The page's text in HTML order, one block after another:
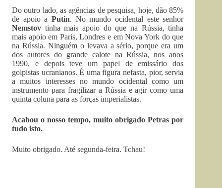
Do outro lado, as agências de pesquisa, hoje, dão 85%
de apoio a Putin. No mundo ocidental este senhor
Nemstov tinha mais apoio do que na Rússia, tinha
mais apoio em Paris, Londres e em Nova York do que
na Rússia. Ninguém o levava a sério, porque era um
dos autores do grande calote na Rússia, nos anos
1990, e depois teve um papel de emissário dos
golpistas ucranianos. É uma figura nefasta, pior, servia
a muitos interesses no mundo ocidental como um
instrumento para fragilizar a Rússia e agir como uma
quinta coluna para as forças imperialistas.
Acabou o nosso tempo, muito obrigado Petras por
tudo isto.
Muito obrigado. Até segunda-feira. Tchau!